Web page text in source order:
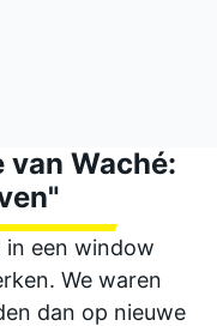
Waché:
in een window
We waren
dan op nieuwe